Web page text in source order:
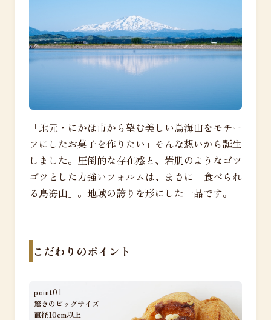
「地元・にかほ市から望む美しい鳥海山をモチー
フにしたお菓子を作りたい」そんな想いから誕生
しました。圧倒的な存在感と、岩肌のようなゴツ
ゴツとした力強いフォルムは、まさに「食べられ
る鳥海山」。地域の誇りを形にした一品です。
こだわりのポイント
point01
驚きのビッグサイズ
直径10cm以上